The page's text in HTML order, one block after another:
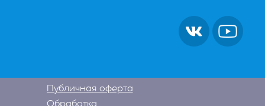
Публичная оферта
Обработка